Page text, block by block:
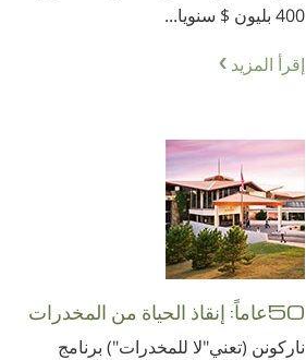
400 بليون $ سنويا...
إقرأ المزيد
50عاماً: إنقاذ الحياة من المخدرات
ناركونن (تعني"لا للمخدرات") برنامج